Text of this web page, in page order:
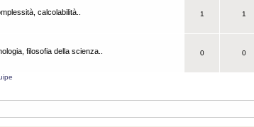
calcolabilità..
1 1
filosofia della scienza..
0 0